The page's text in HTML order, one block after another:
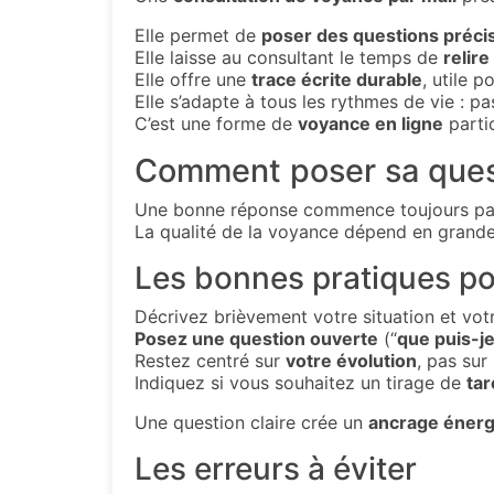
Elle permet de poser des questions
Elle laisse au consultant le temps de relire
Elle offre une trace écrite durable, utile
Elle s’adapte à tous les rythmes de vie :
C’est une forme de voyance en ligne
Comment poser sa
Une bonne réponse commence toujours
La qualité de la voyance dépend en
Les bonnes pratiques
Décrivez brièvement votre situation et
Posez une question ouverte (“que puis-
Restez centré sur votre évolution, pas
Indiquez si vous souhaitez un tirage de
Une question claire crée un ancrage
Les erreurs à éviter